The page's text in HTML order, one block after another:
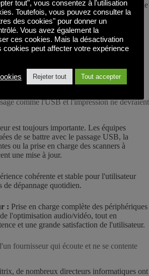
y compris cloud-native, hybride et sur site, de
enfermé dans une infrastructure ou un
que le MFA, les passerelles distantes
cryptées font désormais partie des enjeux de
Inuvika les intègre dès le départ dans
ainsi que les déploiements hybrides
ou complexité supplémentaires.
comme l'USB et l'impression ne devraient
est toujours importante. Les équipes
de se battre avec le passage USB, la
ou la prise en charge des scanners à
une mise à jour.
cohérente et stable pour l'utilisateur
de dépannage quotidien.
: Prise en charge complète des périphériques
l'optimisation audio/vidéo, tout en
et une grande satisfaction de l'utilisateur.
fournisseur qui écoute et ne se contente
de nombreux directeurs informatiques ont
tout", vous consentez à l'utilisation
Toutefois, vous pouvez consulter la
des cookies" pour donner un
Vous avez également la
ces cookies. Mais la désactivation
cookies peut affecter votre expérience
Rejeter tout Tout accepter